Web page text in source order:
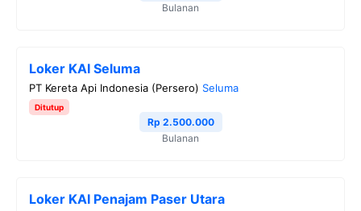
Bulanan
Loker KAI Seluma
PT Kereta Api Indonesia (Persero) Seluma
Ditutup
Rp 2.500.000
Bulanan
Loker KAI Penajam Paser Utara